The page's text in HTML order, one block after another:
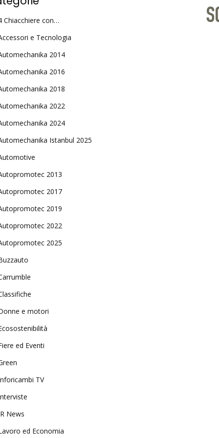
Chiacchiere con…
e Tecnologia
2014
2016
2018
2022
2024
Istanbul 2025
2013
2017
2019
2022
2025
e motori
ed Eventi
TV
News
ed Economia